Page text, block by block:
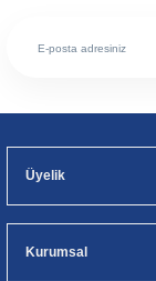
Üyelik
Kurumsal